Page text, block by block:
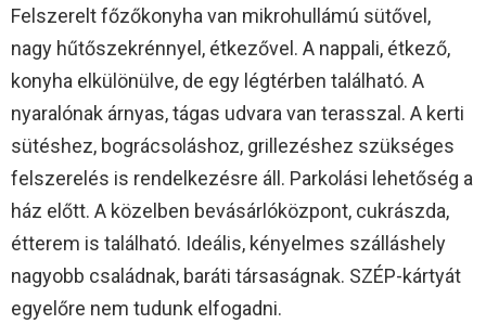
Felszerelt főzőkonyha van mikrohullámú sütővel,
nagy hűtőszekrénnyel, étkezővel. A nappali, étkező,
konyha elkülönülve, de egy légtérben található. A
nyaralónak árnyas, tágas udvara van terasszal. A kerti
sütéshez, bográcsoláshoz, grillezéshez szükséges
felszerelés is rendelkezésre áll. Parkolási lehetőség a
ház előtt. A közelben bevásárlóközpont, cukrászda,
étterem is található. Ideális, kényelmes szálláshely
nagyobb családnak, baráti társaságnak. SZÉP-kártyát
egyelőre nem tudunk elfogadni.